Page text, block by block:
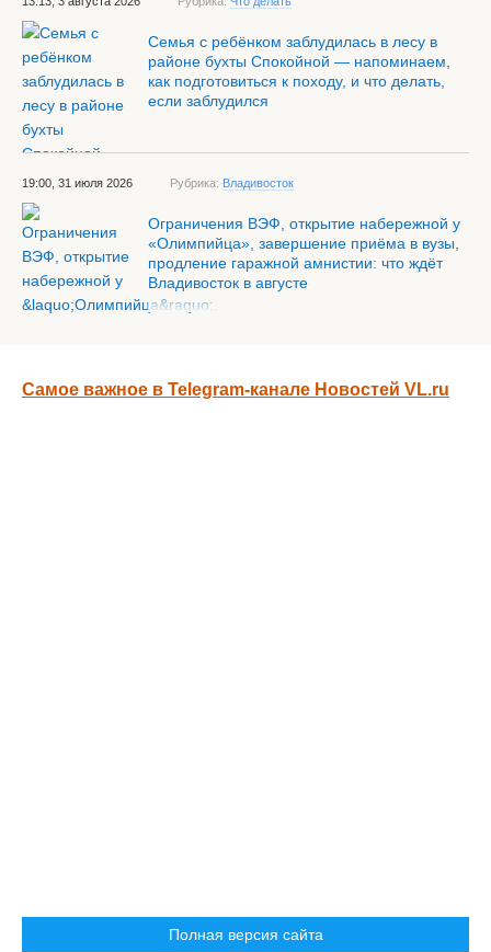
Семья с ребёнком заблудилась в лесу в
районе бухты Спокойной — напоминаем,
как подготовиться к походу, и что делать,
если заблудился
19:00, 31 июля 2026 Рубрика: Владивосток
Ограничения ВЭФ, открытие набережной у
«Олимпийца», завершение приёма в вузы,
продление гаражной амнистии: что ждёт
Владивосток в августе
Самое важное в Telegram-канале Новостей VL.ru
Полная версия сайта